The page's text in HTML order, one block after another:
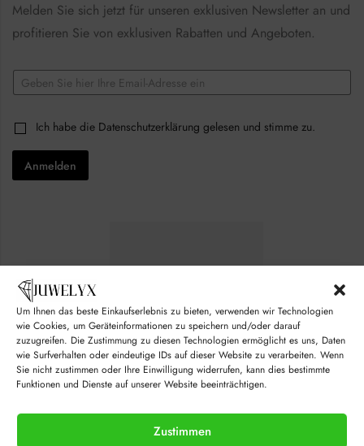
Um Ihnen das beste Einkaufserlebnis zu bieten, verwenden wir Technologien
wie Cookies, um Geräteinformationen zu speichern und/oder darauf
zuzugreifen. Die Zustimmung zu diesen Technologien ermöglicht es uns, Daten
wie Surfverhalten oder eindeutige IDs auf dieser Website zu verarbeiten. Wenn
Sie nicht zustimmen oder Ihre Einwilligung widerrufen, kann dies bestimmte
Funktionen und Dienste auf unserer Website beeinträchtigen.
Zustimmen
Melden Sie sich jetzt für unseren exklusiven Newsletter an und
profitieren Sie von exklusiven Rabatten und Angeboten.
a
l
E
m
i
E
m
lC
h
e
k
*
Ich habe die Datenschutzerklärung gelesen und stimme zu.
Anmelden